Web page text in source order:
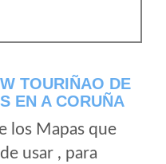
TOURIÑAO DE
EN A CORUÑA
los Mapas que
usar , para